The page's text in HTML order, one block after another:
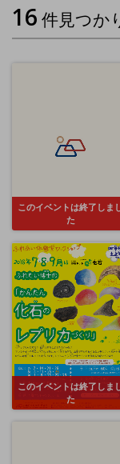
16 件見つか
このイベントは終了しま
た
このイベントは終了しま
た